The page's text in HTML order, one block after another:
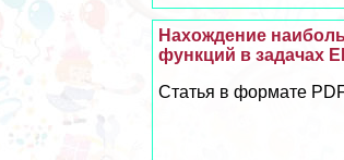
Нахождение
функций в задачах
Статья в формате